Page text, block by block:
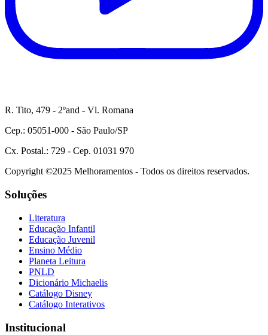
R. Tito, 479 - 2ºand - Vl. Romana
Cep.: 05051-000 - São Paulo/SP
Cx. Postal.: 729 - Cep. 01031 970
Copyright ©2025 Melhoramentos - Todos os direitos reservados.
Soluções
Literatura
Educação Infantil
Educação Juvenil
Ensino Médio
Planeta Leitura
PNLD
Dicionário Michaelis
Catálogo Disney
Catálogo Interativos
Institucional